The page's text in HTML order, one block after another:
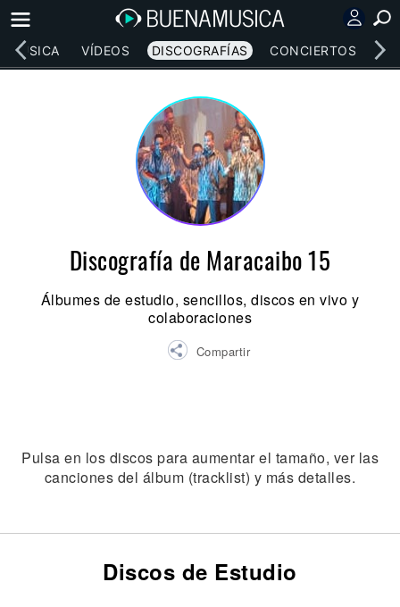
MÚSICA VÍDEOS DISCOGRAFÍAS CONCIERTOS
Discografía de Maracaibo 15
Álbumes de estudio, sencillos, discos en vivo y
colaboraciones
Compartir
Pulsa en los discos para aumentar el tamaño, ver las
canciones del álbum (tracklist) y más detalles.
Discos de Estudio